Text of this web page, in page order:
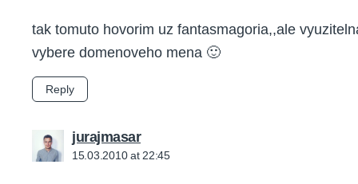
tak tomuto hovorim uz fantasmagoria,,ale
vybere domenoveho mena 🙂
Reply
jurajmasarsays:
15.03.2010 at 22:45